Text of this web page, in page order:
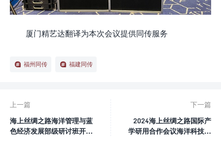
厦门精艺达翻译为本次会议提供同传服务
福州同传 福建同传
上一篇
海上丝绸之路海洋管理与蓝
色经济发展部级研讨班开幕
下一篇
2024海上丝绸之路国际产
学研用合作会议海洋科技与